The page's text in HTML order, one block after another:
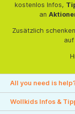
kostenlos Infos,
an
Zusätzlich
All you need is
Wollkids Infos &